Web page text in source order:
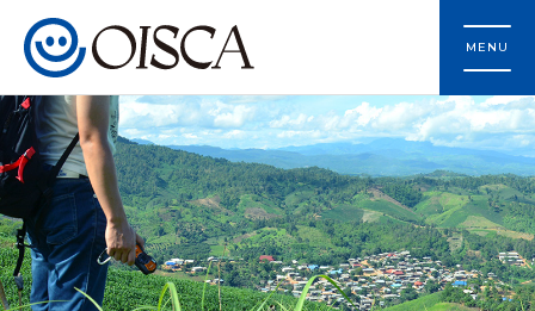
MENU